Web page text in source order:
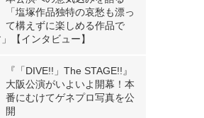
「塩塚作品独特の哀愁も漂っ
て構えずに楽しめる作品で
【インタビュー】
『「DIVE!!」The STAGE!!』
大阪公演がいよいよ開幕！本
番にむけてゲネプロ写真を公
開